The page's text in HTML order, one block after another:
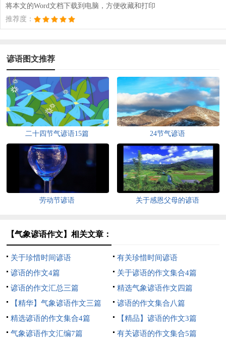
将本文的Word文档下载到电脑，方便收藏和打印
推荐度：
谚语图文推荐
二十四节气谚语15篇 24节气谚语
劳动节谚语 关于感恩父母的谚语
【气象谚语作文】相关文章：
关于珍惜时间谚语
有关珍惜时间谚语
谚语的作文4篇
关于谚语的作文集合4篇
谚语的作文汇总三篇
精选气象谚语作文四篇
【精华】气象谚语作文三篇
谚语的作文集合八篇
精选谚语的作文集合4篇
【精品】谚语的作文3篇
气象谚语作文汇编7篇
有关谚语的作文集合5篇